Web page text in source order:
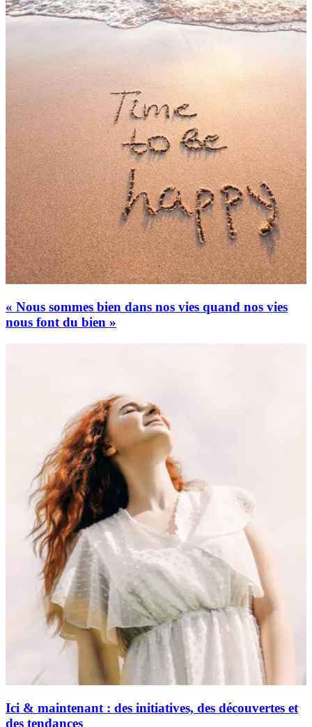
« Nous sommes bien dans nos vies quand nos vies
nous font du bien »
Ici & maintenant : des initiatives, des découvertes et
des tendances